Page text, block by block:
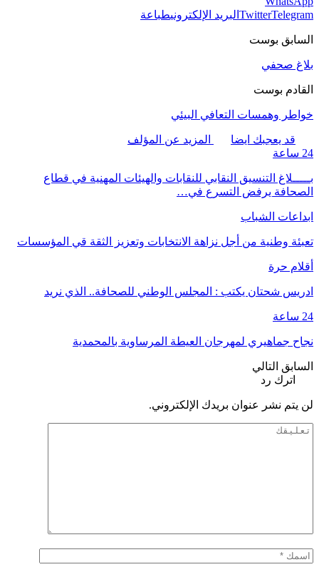
TwitterTelegram البريد الإلكترونيطباعة
السابق بوست
بلاغ صحفي
القادم بوست
خواطر وهمسات التعافي البيئي
قد يعجبك ايضا
المزيد عن المؤلف
24 ساعة
بـــــلاغ التنسيق النقابي للنقابات والهيئات المهنية في قطاع
الصحافة يرفض التسرع في…
ابداعات الشباب
تعبئة وطنية من أجل نزاهة الانتخابات وتعزيز الثقة قي المؤسسات
أقلام حرة
ادريس شحتان يكتب : المجلس الوطني للصحافة.. الذي نريد
24 ساعة
نجاح جماهيري لمهرجان العيطة المرساوية بالمحمدية
السابق التالي
اترك رد
لن يتم نشر عنوان بريدك الإلكتروني.